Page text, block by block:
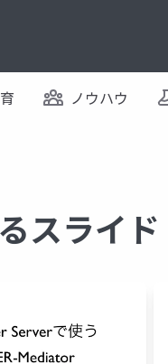
ノウハウ
スライド